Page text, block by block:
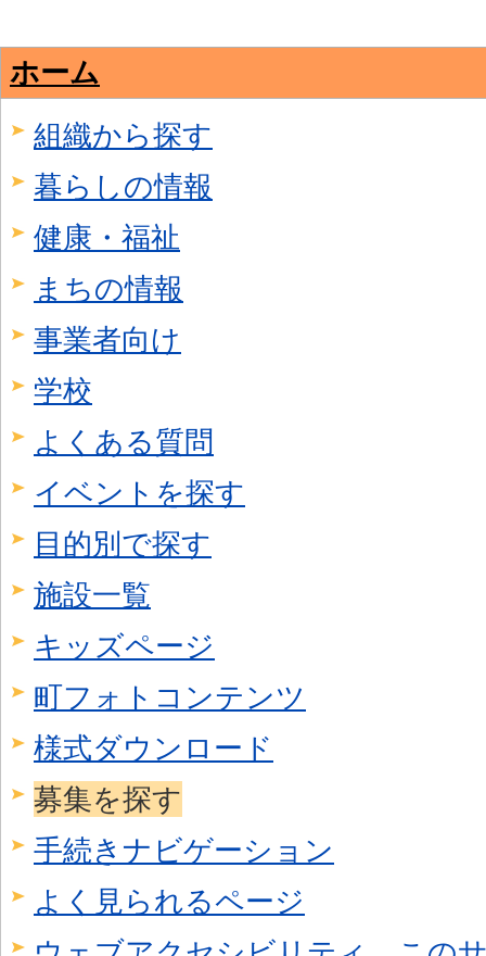
ホーム
組織から探す
暮らしの情報
健康・福祉
まちの情報
事業者向け
学校
よくある質問
イベントを探す
目的別で探す
施設一覧
キッズページ
町フォトコンテンツ
様式ダウンロード
募集を探す
手続きナビゲーション
よく見られるページ